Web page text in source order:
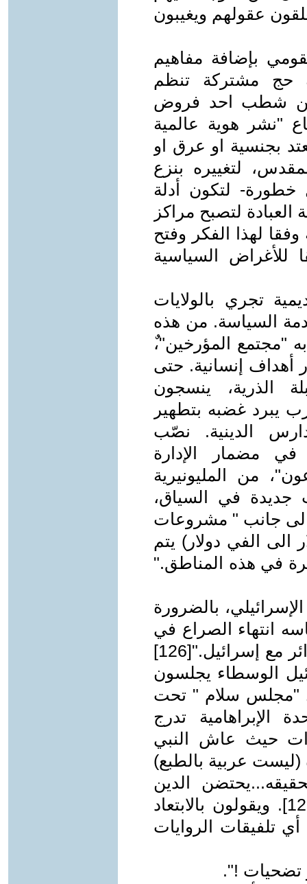
عقولهم ويغيبون
بإضافة مفاهيم
حج مشتركة تنظم
من شطب احد فروض
"نشر هوية عالمية
بجنسية او عرق او
لتغييره بنزع
خطورة- لتكون أدلة
لتصبح مراكز
لهذا الفكر وفتح
للأغراض السياسية
تجري بالولايات
السياسة. من هذه
"مجتمع المؤرخين"،ٌ
أهداف إنسانية. حتى
الذرية، ينسجون
يبرد غضبه بتطهير
الدينية. نصّب
في مضمار الإدارة
من المليونيرية
جديدة في السياق،
الى جانب " مشروعات
الى الفي دولار) يتم
في هذه المناطق."
بالضرورة
انتهاء الصراع في
الشرق الأوسط وبخاصة "الصراع" الدائر مع إسرائيل."[126]
الوسطاء يجلسون
"مجلس سلام " تحت
الإبراهامية تدرج
حيث عاش النبي
(ليست عربية بالطبع)
الدين
الصراع ويعالجه بطرائق مختلفة. "[128]. ويقولون بالابتعاد
تلفيقات الروايات
تضحيات !".